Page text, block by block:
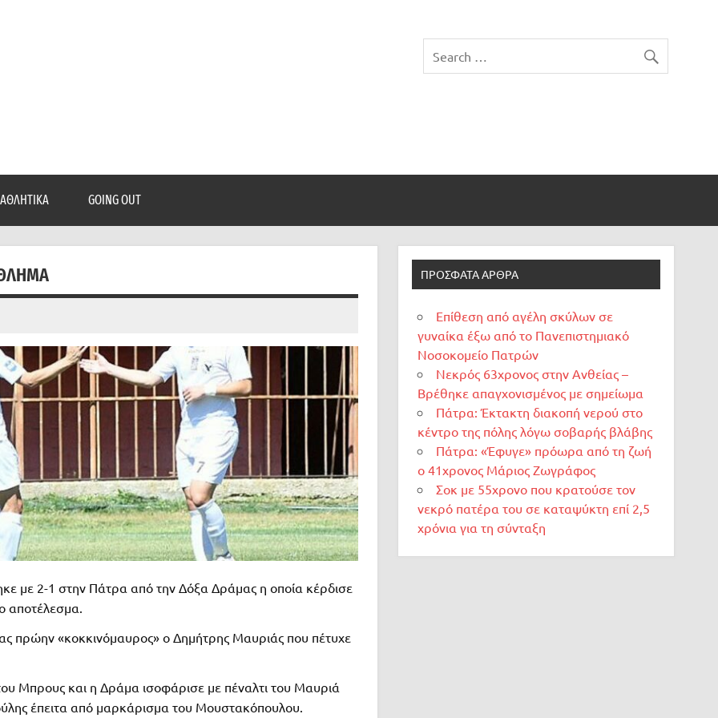
ΑΘΛΗΤΙΚΆ GOING OUT
με 2-1 στην Πάτρα από την Δόξα Δράμας η οποία κέρδισε
αποτέλεσμα.
πρώην «κοκκινόμαυρος» ο Δημήτρης Μαυριάς που πέτυχε
Μπρους και η Δράμα ισοφάρισε με πέναλτι του Μαυριά
έπειτα από μαρκάρισμα του Μουστακόπουλου.
ΠΡΌΣΦΑΤΑ ΆΡΘΡΑ
Επίθεση από αγέλη σκύλων σε
γυναίκα έξω από το Πανεπιστημιακό
Νοσοκομείο Πατρών
Νεκρός 63χρονος στην Ανθείας –
Βρέθηκε απαγχονισμένος με σημείωμα
Πάτρα: Έκτακτη διακοπή νερού στο
κέντρο της πόλης λόγω σοβαρής βλάβης
Πάτρα: «Έφυγε» πρόωρα από τη ζωή
ο 41χρονος Μάριος Ζωγράφος
Σοκ με 55χρονο που κρατούσε τον
νεκρό πατέρα του σε καταψύκτη επί 2,5
χρόνια για τη σύνταξη